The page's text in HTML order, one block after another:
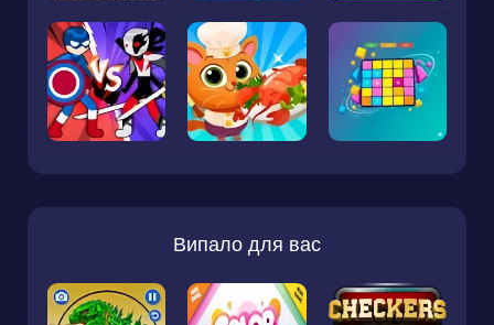
Випало для вас